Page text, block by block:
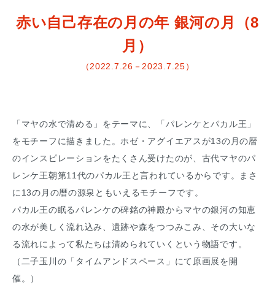
赤い自己存在の月の年 銀河の月（8
月）
（2022.7.26－2023.7.25）
「マヤの水で清める」をテーマに、「パレンケとパカル王」
をモチーフに描きました。ホゼ・アグイエアスが13の月の暦
のインスピレーションをたくさん受けたのが、古代マヤのパ
レンケ王朝第11代のパカル王と言われているからです。まさ
に13の月の暦の源泉ともいえるモチーフです。
パカル王の眠るパレンケの碑銘の神殿からマヤの銀河の知恵
の水が美しく流れ込み、遺跡や森をつつみこみ、その大いな
る流れによって私たちは清められていくという物語です。
（二子玉川の「タイムアンドスペース」にて原画展を開
催。）